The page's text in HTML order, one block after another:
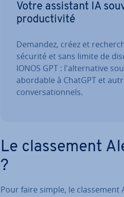
Votre assistant IA
pro­duc­ti­vité
Demandez, créez et
sécurité et sans limite de
IONOS GPT : l'al­ter­na­tive
abordable à ChatGPT et
con­ver­sa­tion­nels.
Le clas­se­ment
?
Pour faire simple, le clas­se­ment